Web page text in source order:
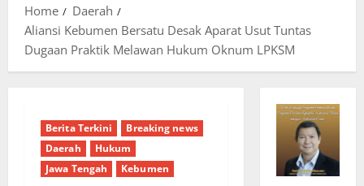
Home
Daerah
Aliansi Kebumen Bersatu Desak Aparat Usut Tuntas
Dugaan Praktik Melawan Hukum Oknum LPKSM
Berita Terkini
Breaking news
Daerah
Hukum
Jawa Tengah
Kebumen